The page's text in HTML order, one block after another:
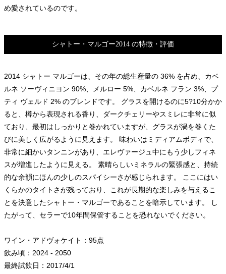
め愛されているのです。
シャトー・マルゴー2014 の特徴・評価
2014 シャトー マルゴーは、その年の総生産量の 36% を占め、カベ
ルネ ソーヴィニヨン 90%、メルロー 5%、カベルネ フラン 3%、プ
ティ ヴェルド 2% のブレンドです。 グラスを開けるのに5?10分かか
ると、樽から表現される香り、ダークチェリーやスミレに非常に似
ており、最初はしっかりと巻かれていますが、グラスが渦を巻くた
びに美しく広がるように見えます。 味わいはミディアムボディで、
非常に細かいタンニンがあり、エレヴァージュ中にもう少しフィネ
スが増進したように見える。 素晴らしいミネラルの緊張感と、持続
的な余韻にほんの少しのスパイシーさが感じられます。 ここにはい
くらかのタイトさが残っており、これが長期的な楽しみを与えるこ
とを決意したシャトー・マルゴーであることを暗示しています。 し
たがって、セラーで10年間保管することを恐れないでください。
ワイン・アドヴォケイト：95点
飲み頃：2024 - 2050
最終試飲日：2017/4/1